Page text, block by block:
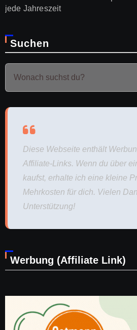
jede Jahreszeit
Suchen
Diese Webseite enthält
Affiliate-Links. Wenn du über
kaufst, erhalte ich eine kleine
Mehrkosten für dich. Vielen
Unterstützung!
Werbung (Affiliate Link)